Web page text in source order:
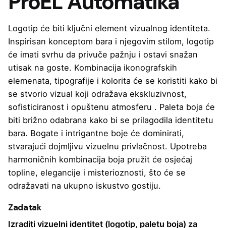
Logotip će biti ključni element vizualnog identiteta.
Inspirisan konceptom bara i njegovim stilom, logotip
će imati svrhu da privuče pažnju i ostavi snažan
utisak na goste. Kombinacija ikonografskih
elemenata, tipografije i kolorita će se koristiti kako bi
se stvorio vizual koji odražava ekskluzivnost,
sofisticiranost i opuštenu atmosferu . Paleta boja će
biti brižno odabrana kako bi se prilagodila identitetu
bara. Bogate i intrigantne boje će dominirati,
stvarajući dojmljivu vizuelnu privlačnost. Upotreba
harmoničnih kombinacija boja pružit će osjećaj
topline, elegancije i misterioznosti, što će se
odražavati na ukupno iskustvo gostiju.
Zadatak
Izraditi vizuelni identitet (logotip, paletu boja) za